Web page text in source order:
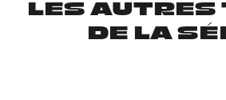
LES AUTRES
DE LA